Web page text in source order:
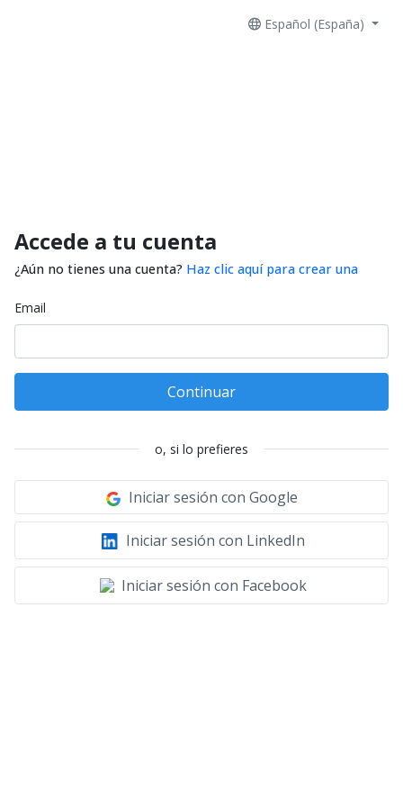
Español (España)
Accede a tu cuenta
¿Aún no tienes una cuenta? Haz clic aquí para crear una
Email
Continuar
o, si lo prefieres
Iniciar sesión con Google
Iniciar sesión con LinkedIn
Iniciar sesión con Facebook